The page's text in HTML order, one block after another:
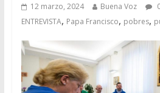
12 marzo, 2024 Buena Voz
ENTREVISTA, Papa Francisco, pobres,